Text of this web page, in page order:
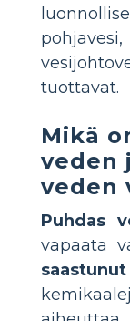
tuottavat.
Mikä
veden
veden
Puhdas
vapaata